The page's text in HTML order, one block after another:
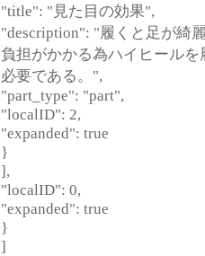
"title": "見た目の効果",
"description": "履くと足が綺
負担がかかる為ハイヒール
必要である。",
"part_type": "part",
"localID": 2,
"expanded": true
}
],
"localID": 0,
"expanded": true
}
]